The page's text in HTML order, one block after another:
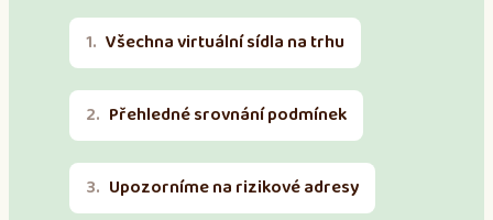
Všechna virtuální sídla na trhu
Přehledné srovnání podmínek
Upozorníme na rizikové adresy